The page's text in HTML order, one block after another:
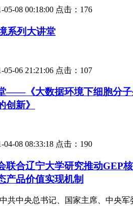
05-08 00:18:00 点击：176
系列大讲堂
05-06 21:21:06 点击：107
——《大数据环境下细胞分
创新》
04-08 08:33:18 点击：190
联合辽宁大学研究推动GEP
产品价值实现机制
共中央总书记、国家主席、中央军